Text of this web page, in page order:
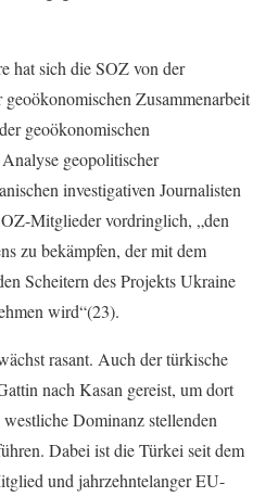
hat sich die SOZ von der
Zusammenarbeit
geoökonomischen
geopolitischer
investigativen Journalisten
Mitglieder vordringlich, „den
zu bekämpfen, der mit dem
Scheitern des Projekts Ukraine
wird“(23).
rasant. Auch der türkische
nach Kasan gereist, um dort
Dominanz stellenden
Dabei ist die Türkei seit dem
und jahrzehntelanger EU-